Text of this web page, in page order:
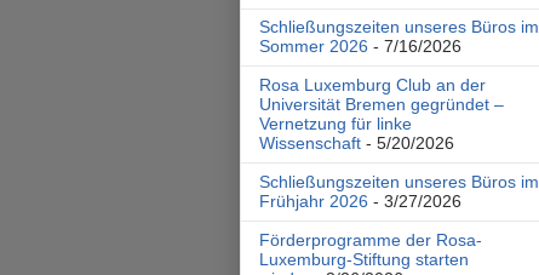
Schließungszeiten unseres Büros im
Sommer 2026 - 7/16/2026
Rosa Luxemburg Club an der
Universität Bremen gegründet –
Vernetzung für linke
Wissenschaft - 5/20/2026
Schließungszeiten unseres Büros im
Frühjahr 2026 - 3/27/2026
Förderprogramme der Rosa-
Luxemburg-Stiftung starten